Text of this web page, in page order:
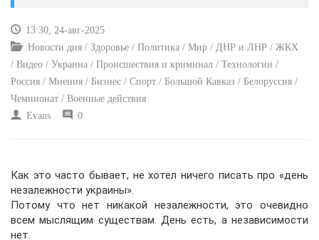
13:30, 24-авг-2025
Новости дня / Здоровье / Политика / Мир / ДНР и ЛНР / ЖКХ
/ Видео / Украина / Происшествия и криминал / Технологии /
Россия / Мнения / Бизнес / Спорт / Большой Кавказ / Белоруссия /
Чемпионат / Военные действия
Evans
0
Как это часто бывает, не хотел ничего писать про «день
незалежности украины».
Потому что нет никакой незалежности, это очевидно
всем мыслящим существам. День есть, а независимости
нет.